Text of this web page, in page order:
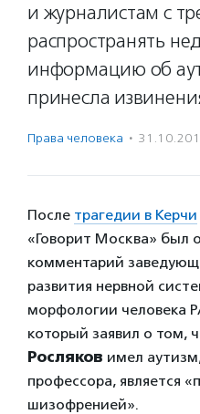
и журналистам с
распространять
информацию об
принесла
Права человека ·
После трагедии в Керчи
«Говорит Москва» был
комментарий
развития нервной
морфологии человека
который заявил о том,
Росляков имел
профессора, является
шизофренией».